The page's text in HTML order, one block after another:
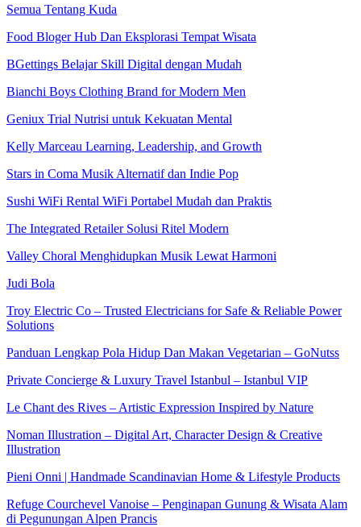
Semua Tentang Kuda
Food Bloger Hub Dan Eksplorasi Tempat Wisata
BGettings Belajar Skill Digital dengan Mudah
Bianchi Boys Clothing Brand for Modern Men
Geniux Trial Nutrisi untuk Kekuatan Mental
Kelly Marceau Learning, Leadership, and Growth
Stars in Coma Musik Alternatif dan Indie Pop
Sushi WiFi Rental WiFi Portabel Mudah dan Praktis
The Integrated Retailer Solusi Ritel Modern
Valley Choral Menghidupkan Musik Lewat Harmoni
Judi Bola
Troy Electric Co – Trusted Electricians for Safe & Reliable Power
Solutions
Panduan Lengkap Pola Hidup Dan Makan Vegetarian – GoNutss
Private Concierge & Luxury Travel Istanbul – Istanbul VIP
Le Chant des Rives – Artistic Expression Inspired by Nature
Noman Illustration – Digital Art, Character Design & Creative
Illustration
Pieni Onni | Handmade Scandinavian Home & Lifestyle Products
Refuge Courchevel Vanoise – Penginapan Gunung & Wisata Alam
di Pegunungan Alpen Prancis